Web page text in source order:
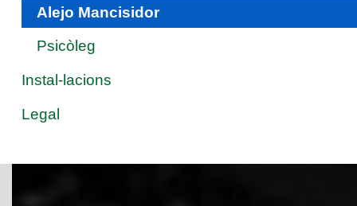
Alejo Mancisidor
Psicòleg
Instal-lacions
Legal